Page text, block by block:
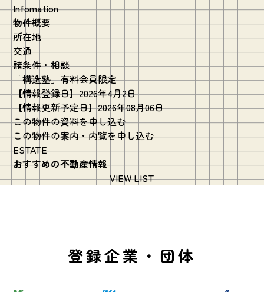
Infomation
物件概要
所在地
交通
諸条件・相談
「構造塾」有料会員限定
【情報登録日】2026年4月2日
【情報更新予定日】2026年08月06日
この物件の資料を申し込む
この物件の案内・内覧を申し込む
ESTATE
おすすめの不動産情報
VIEW LIST
登録企業・団体